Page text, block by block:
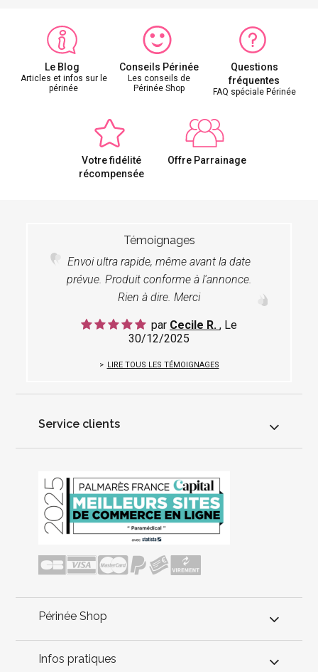
Le Blog
Articles et infos sur le
périnée
Conseils Périnée
Les conseils de
Périnée Shop
Questions
fréquentes
FAQ spéciale Périnée
Votre fidélité
récompensée
Offre Parrainage
Témoignages
Envoi ultra rapide, même avant la date
prévue. Produit conforme à l'annonce.
Rien à dire. Merci
par Cecile R. , Le
30/12/2025
LIRE TOUS LES TÉMOIGNAGES
Service clients
Périnée Shop
Infos pratiques